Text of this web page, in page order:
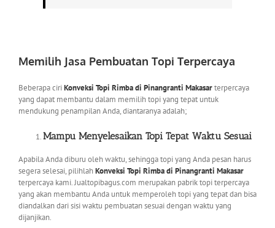
Memilih Jasa Pembuatan Topi Terpercaya
Beberapa ciriKonveksi Topi Rimba di Pinangranti Makasarterpercaya
yang dapat membantu dalam memilih topi yang tepat untuk
mendukung penampilan Anda, diantaranya adalah;
Mampu Menyelesaikan Topi Tepat Waktu Sesuai
Apabila Anda diburu oleh waktu, sehingga topi yang Anda pesan harus
segera selesai, pilihlahKonveksi Topi Rimba di Pinangranti Makasar
terpercaya kami. Jualtopibagus.com merupakan pabrik topi terpercaya
yang akan membantu Anda untuk memperoleh topi yang tepat dan bisa
diandalkan dari sisi waktu pembuatan sesuai dengan waktu yang
dijanjikan.